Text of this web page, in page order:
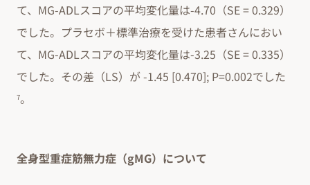
て、MG-ADLスコアの平均変化量は-4.70（SE = 0.329）
でした。プラセボ＋標準治療を受けた患者さんにおい
て、MG-ADLスコアの平均変化量は-3.25（SE = 0.335）
でした。その差（LS）が -1.45 [0.470]; P=0.002でした
7。
全身型重症筋無力症（gMG）について